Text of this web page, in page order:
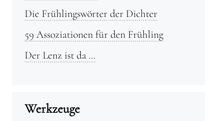
Die Frühlingswörter der Dichter
59 Assoziationen für den Frühling
Der Lenz ist da …
Werkzeuge